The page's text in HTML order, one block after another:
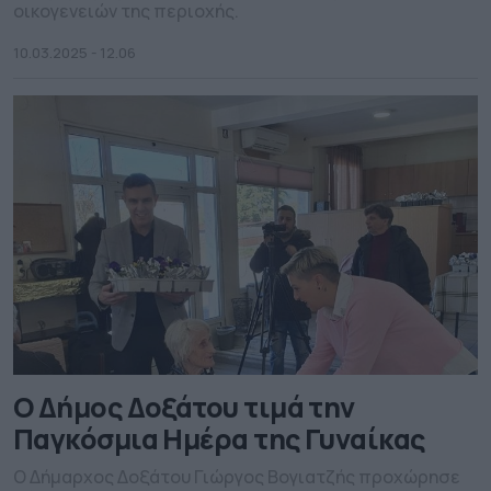
10.03.2025 - 12.06
Ο Δήμος Δοξάτου τιμά την
Παγκόσμια Ημέρα της Γυναίκας